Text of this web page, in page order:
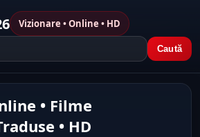
Vizionare • Online • HD
Caută
• Filme
• HD